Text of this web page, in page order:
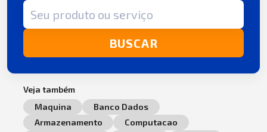
Termo de busca
BUSCAR
Veja também
Maquina
Banco Dados
Armazenamento
Computacao